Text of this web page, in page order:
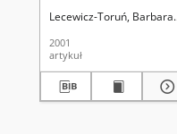
Lecewicz-Toruń, Barbara.
2001
artykuł